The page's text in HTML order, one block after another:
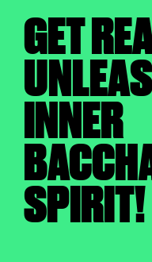
GET
INNER
SPIRIT!